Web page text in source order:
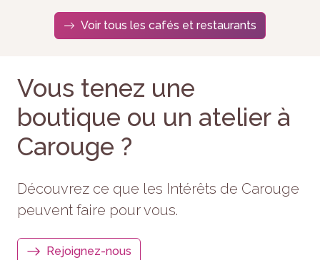
Voir tous les cafés et restaurants
Vous tenez une
boutique ou un atelier à
Carouge ?
Découvrez ce que les Intérêts de Carouge
peuvent faire pour vous.
Rejoignez-nous